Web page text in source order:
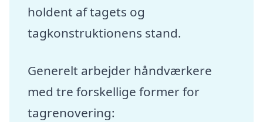
holdent af tagets og
tagkonstruktionens stand.
Generelt arbejder håndværkere
med tre forskellige former for
tagrenovering: